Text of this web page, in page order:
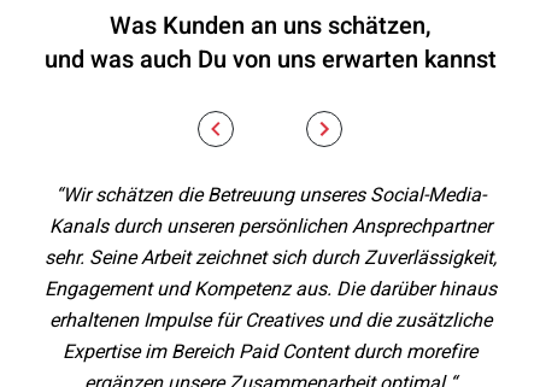
Was Kunden an uns schätzen,
und was auch Du von uns erwarten kannst
“Wir schätzen die Betreuung unseres Social-Media-
Kanals durch unseren persönlichen Ansprechpartner
sehr. Seine Arbeit zeichnet sich durch Zuverlässigkeit,
Engagement und Kompetenz aus. Die darüber hinaus
erhaltenen Impulse für Creatives und die zusätzliche
Expertise im Bereich Paid Content durch morefire